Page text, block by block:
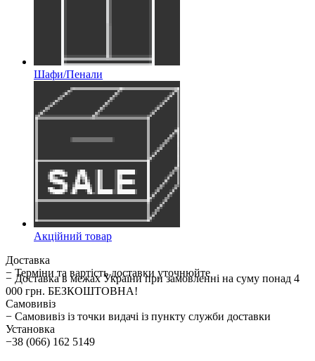
Шафи/Пенали
Акційний товар
Доставка
− Терміни та вартість доставки уточнюйте
− Доставка в межах України при замовленні на суму понад 4
000 грн. БЕЗКОШТОВНА!
Самовивіз
− Самовивіз із точки видачі із пункту служби доставки
Установка
−38 (066) 162 5149